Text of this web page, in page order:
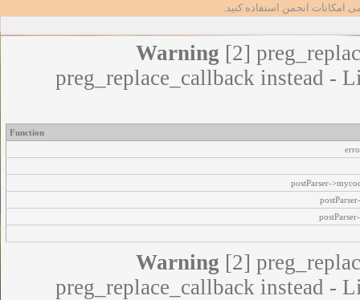
امکانات انجمن استفاده کنید.
Warning [2]
preg_replace_callback instead -
Function
postParser-
Warning [2]
preg_replace_callback instead -